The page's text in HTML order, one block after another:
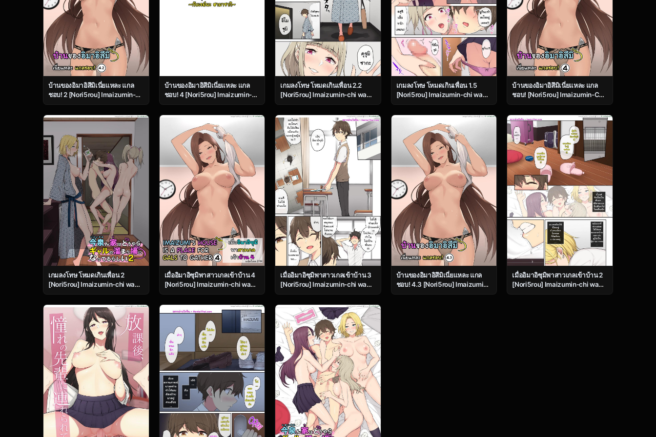
บ้านของอิมาอิสึมิเนี่ยแหละ แกล
ชอบ! 2 [Nori5rou] Imaizumin-
Chi Wa Douyara Gal No
Tamariba Ni Natteru Rashii 4 –
Part 2
บ้านของอิมาอิสึมิเนี่ยแหละ แกล
ชอบ! 4 [Nori5rou] Imaizumin-
Chi Wa Douyara Gal No
Tamariba Ni Natteru Rashii 4 –
เกมลงโทษ โหมดเกินเพื่อน 2.2
[Nori5rou] Imaizumin-chi wa
Douyara Gal no Tamariba ni
Natteru Rashii 2 – Part 2
เกมลงโทษ โหมดเกินเพื่อน 1.5
[Nori5rou] Imaizumin-chi wa
Douyara Gal no Tamariba ni
Natteru Rashii – Part 2
บ้านของอิมาอิสึมิเนี่ยแหละ แกล
ชอบ! [Nori5rou] Imaizumin-Chi
Wa Douyara Gal No Tamariba
Ni Natteru Rashii 4 – Part 1
เกมลงโทษ โหมดเกินเพื่อน 2
[Nori5rou] Imaizumin-chi wa
Douyara Gal no Tamariba ni
Natteru Rashii 2 – Part 1
เมื่ออิมาอิซุมิพาสาวเกลเข้าบ้าน 4
[Nori5rou] Imaizumin-chi wa
Douyara Gal no Tamariba ni
Natteru Rashii 4
เมื่ออิมาอิซุมิพาสาวเกลเข้าบ้าน 3
[Nori5rou] Imaizumin-chi wa
Douyara Gal no Tamariba ni
Natteru Rashii 3
บ้านของอิมาอิสึมิเนี่ยแหละ แกล
ชอบ! 4.3 [Nori5rou] Imaizumin-
Chi Wa Douyara Gal No
เมื่ออิมาอิซุมิพาสาวเกลเข้าบ้าน 2
[Nori5rou] Imaizumin-chi wa
Douyara Gal no Tamariba ni